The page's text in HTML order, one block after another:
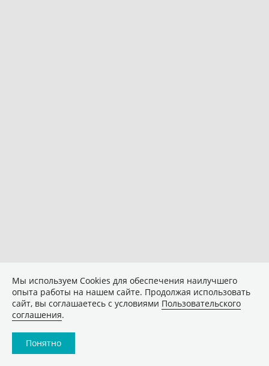
Мы используем Сookies для обеспечения наилучшего
опыта работы на нашем сайте. Продолжая использовать
сайт, вы соглашаетесь с условиями Пользовательского
соглашения.
Понятно